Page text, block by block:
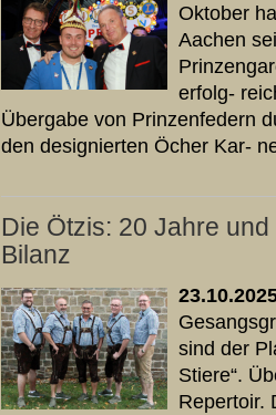
Oktober
Aachen
erfolg-
Übergabe von Prinzenfedern
den designierten Öcher Kar-
Die Ötzis: 20 Jahre
Bilanz
sind der
Stiere“.
Repertoir.